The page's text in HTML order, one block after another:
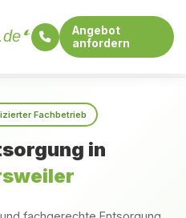
Angebot
anfordern
Fachbetrieb
in